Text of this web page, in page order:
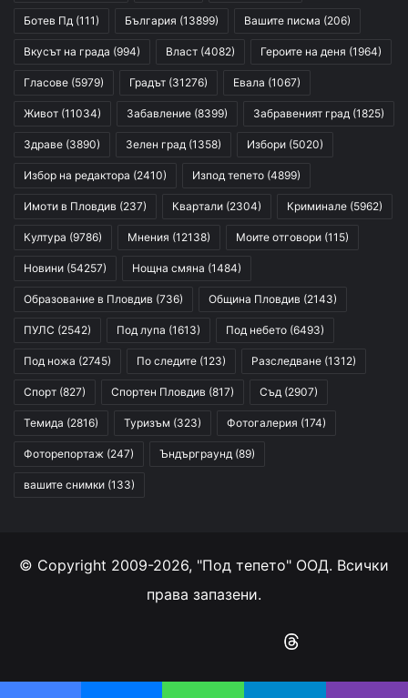
Ботев Пд (111) България (13899) Вашите писма (206)
Вкусът на града (994) Власт (4082) Героите на деня (1964)
Гласове (5979) Градът (31276) Евала (1067)
Живот (11034) Забавление (8399) Забравеният град (1825)
Здраве (3890) Зелен град (1358) Избори (5020)
Избор на редактора (2410) Изпод тепето (4899)
Имоти в Пловдив (237) Квартали (2304) Криминале (5962)
Култура (9786) Мнения (12138) Моите отговори (115)
Новини (54257) Нощна смяна (1484)
Образование в Пловдив (736) Община Пловдив (2143)
ПУЛС (2542) Под лупа (1613) Под небето (6493)
Под ножа (2745) По следите (123) Разследване (1312)
Спорт (827) Спортен Пловдив (817) Съд (2907)
Темида (2816) Туризъм (323) Фотогалерия (174)
Фоторепортаж (247) Ъндърграунд (89)
вашите снимки (133)
© Copyright 2009-2026, "Под тепето" ООД. Всички
права запазени.
Instagram
RSS